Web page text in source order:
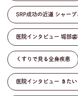
SRP成功の近道 シャー
医院インタビュー 堀部
くすりで見る全身疾患
医院インタビュー きた